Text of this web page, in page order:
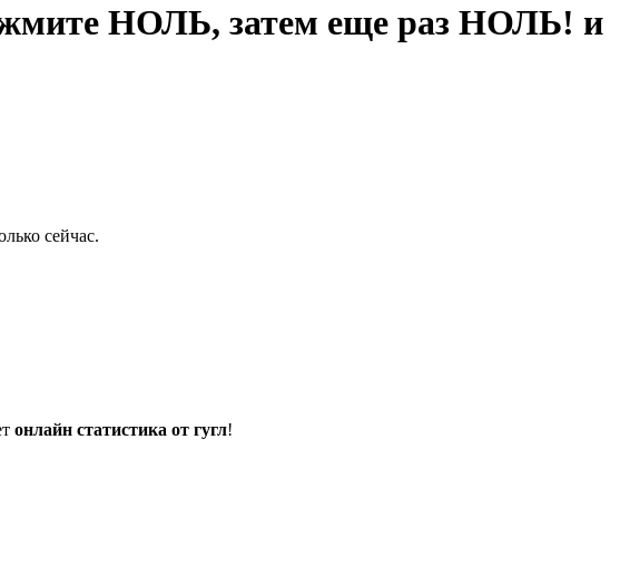
НОЛЬ, затем еще раз НОЛЬ! и
сейчас.
онлайн статистика от гугл!